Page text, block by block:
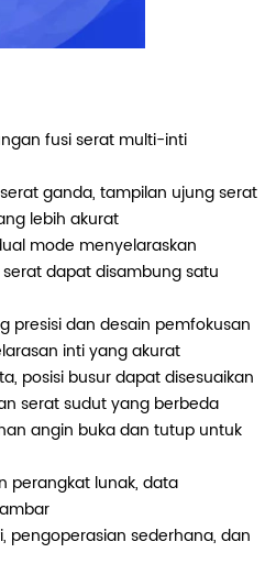
fusi serat multi-inti
ganda, tampilan ujung serat
lebih akurat
mode menyelaraskan
dapat disambung satu
presisi dan desain pemfokusan
inti yang akurat
posisi busur dapat disesuaikan
serat sudut yang berbeda
angin buka dan tutup untuk
perangkat lunak, data
pengoperasian sederhana, dan